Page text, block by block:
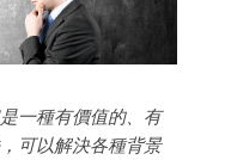
一種有價值的、有
可以解決各種背景